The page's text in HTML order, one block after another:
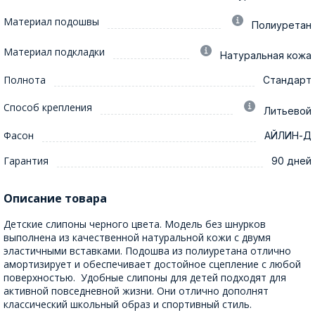
Материал подошвы Полиуретан
Материал подкладки Натуральная кожа
Полнота Стандарт
Способ крепления Литьевой
Фасон АЙЛИН-Д
Гарантия 90 дней
Описание товара
Детские слипоны черного цвета. Модель без шнурков
выполнена из качественной натуральной кожи с двумя
эластичными вставками. Подошва из полиуретана отлично
амортизирует и обеспечивает достойное сцепление с любой
поверхностью. Удобные слипоны для детей подходят для
активной повседневной жизни. Они отлично дополнят
классический школьный образ и спортивный стиль.